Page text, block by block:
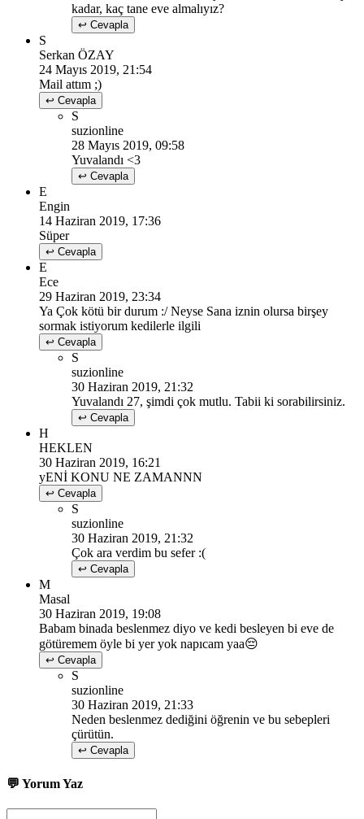
kadar, kaç tane eve almalıyız?
↩ Cevapla
S
Serkan ÖZAY
24 Mayıs 2019, 21:54
Mail attım ;)
↩ Cevapla
S
suzionline
28 Mayıs 2019, 09:58
Yuvalandı <3
↩ Cevapla
E
Engin
14 Haziran 2019, 17:36
Süper
↩ Cevapla
E
Ece
29 Haziran 2019, 23:34
Ya Çok kötü bir durum :/ Neyse Sana iznin olursa birşey
sormak istiyorum kedilerle ilgili
↩ Cevapla
S
suzionline
30 Haziran 2019, 21:32
Yuvalandı 27, şimdi çok mutlu. Tabii ki sorabilirsiniz.
↩ Cevapla
H
HEKLEN
30 Haziran 2019, 16:21
yENİ KONU NE ZAMANNN
↩ Cevapla
S
suzionline
30 Haziran 2019, 21:32
Çok ara verdim bu sefer :(
↩ Cevapla
M
Masal
30 Haziran 2019, 19:08
Babam binada beslenmez diyo ve kedi besleyen bi eve de
götüremem öyle bi yer yok napıcam yaa😔
↩ Cevapla
S
suzionline
30 Haziran 2019, 21:33
Neden beslenmez dediğini öğrenin ve bu sebepleri
çürütün.
↩ Cevapla
💬 Yorum Yaz